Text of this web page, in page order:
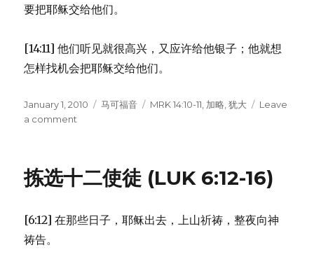
要把耶稣交给他们。
[14:11] 他们听见就很高兴，又应许给他银子；他就想
怎样找机会把耶稣交给他们。
Posted
on
January 1, 2010 Categories
马可福音 Tags
MRK 14:10-11 加略 ,犹大
Leave
a comment
卖
(MRK
拣选十二使徒 (LUK 6:12-16)
[6:12] 在那些日子，耶稣出去，上山祈祷，整夜向神
祷告。